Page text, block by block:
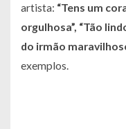
artista: “Tens um
orgulhosa”, “Tão
do irmão
exemplos.